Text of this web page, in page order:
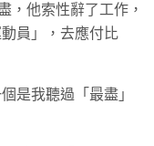
，他索性辭了工作，
員」，去應付比
是我聽過「最盡」